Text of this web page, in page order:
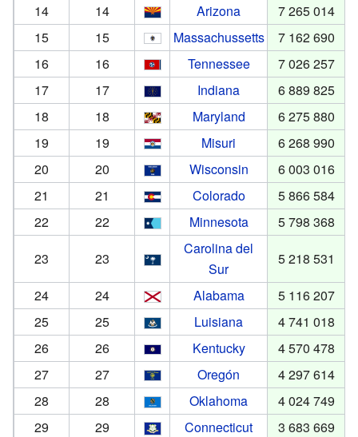
14
14 Arizona
7 265 014
15
15 Massachussetts
7 162 690
16
16 Tennessee
7 026 257
17
17 Indiana
6 889 825
18
18 Maryland
6 275 880
19
19 Misuri
6 268 990
20
20 Wisconsin
6 003 016
21
21 Colorado
5 866 584
22
22 Minnesota
5 798 368
23
23
Carolina del
Sur
5 218 531
24
24 Alabama
5 116 207
25
25 Luisiana
4 741 018
26
26 Kentucky
4 570 478
27
27 Oregón
4 297 614
28
28 Oklahoma
4 024 749
29
29 Connecticut
3 683 669